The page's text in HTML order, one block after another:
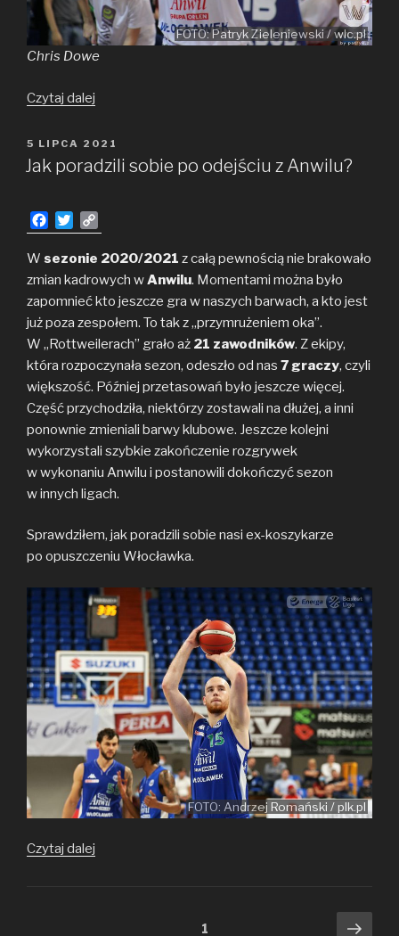
FOTO: Patryk Zieleniewski / wlc.pl
Chris Dowe
Czytaj dalej
w europejskich
pucharach
OPUBLIKOWANE
W
5 LIPCA 2021
Jak poradzili sobie po odejściu z Anwilu?
a
c
e
o
o
k
w
i
t
e
r
o
p
y
i
n
k
W sezonie 2020/2021 z całą pewnością nie brakowało
zmian kadrowych wAnwilu. Momentami można było
zapomnieć kto jeszcze gra w naszych barwach, a kto jest
już poza zespołem. To tak z „przymrużeniem oka”.
W „Rottweilerach” grało aż 21 zawodników. Z ekipy,
która rozpoczynała sezon, odeszło od nas 7 graczy, czyli
większość. Później przetasowań było jeszcze więcej.
Część przychodziła, niektórzy zostawali na dłużej, a inni
ponownie zmieniali barwy klubowe. Jeszcze kolejni
wykorzystali szybkie zakończenie rozgrywek
w wykonaniu Anwilu i postanowili dokończyć sezon
w innych ligach.
Sprawdziłem, jak poradzili sobie nasi ex-koszykarze
po opuszczeniu Włocławka.
FOTO: Andrzej Romański / plk.pl
Czytaj dalej
1